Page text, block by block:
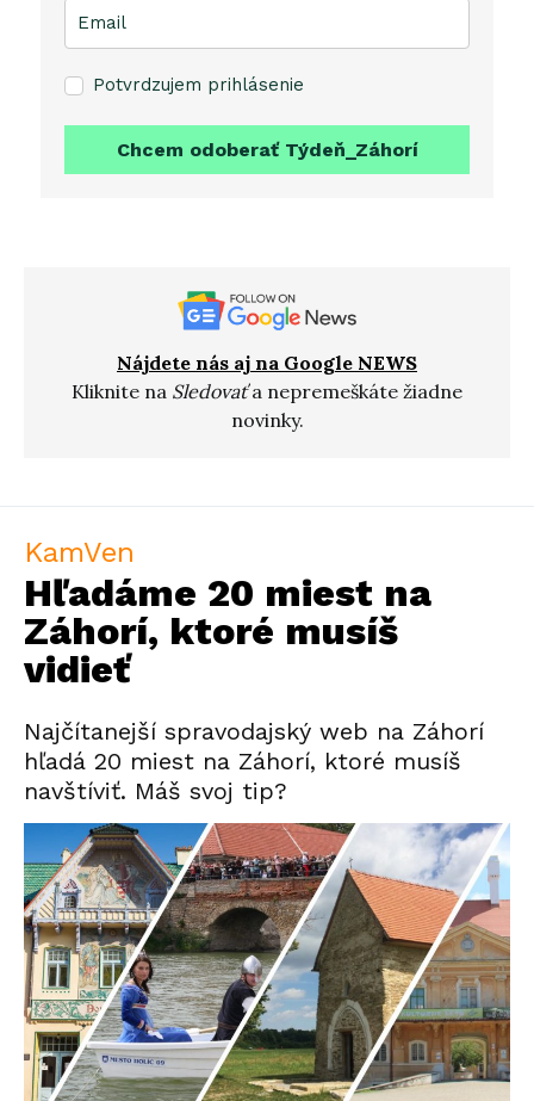
Potvrdzujem prihlásenie
Chcem odoberať Týdeň_Záhorí
Nájdete nás aj na Google NEWS
Kliknite na Sledovaťa nepremeškáte žiadne
novinky.
KamVen
Hľadáme 20 miest na
Záhorí, ktoré musíš
vidieť
Najčítanejší spravodajský web na Záhorí
hľadá 20 miest na Záhorí, ktoré musíš
navštíviť. Máš svoj tip?